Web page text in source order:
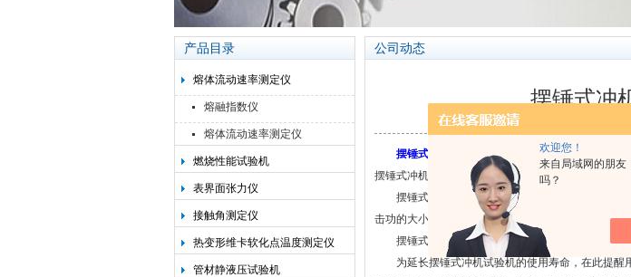
欢迎您！
来自局域网的朋友
吗？
产品目录
熔体流动速率测定仪
熔融指数仪
熔体流动速率测定仪
燃烧性能试验机
表界面张力仪
接触角测定仪
热变形维卡软化点温度测定仪
管材静液压试验机
公司动态
摆锤式冲
点
摆锤式冲机试验机 是主机为单支承柱式结构，悬
摆锤式冲机试验机是冶金、机械制造等单位*的检测
摆锤式冲机试验机的型号的选择主要是以所冲击
击功的大小；检测数据的多少，这三个是影响金属冲
摆锤式冲机试验机的维护：
为延长摆锤式冲机试验机的使用寿命，在此提醒